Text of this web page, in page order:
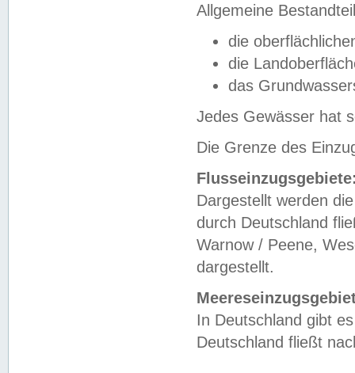
Allgemeine
die
die
das
Jedes Gewässer hat
Die Grenze des
Dargestellt werden
durch Deutschland
Warnow / Peene,
dargestellt.
In Deutschland gibt
Deutschland fließt